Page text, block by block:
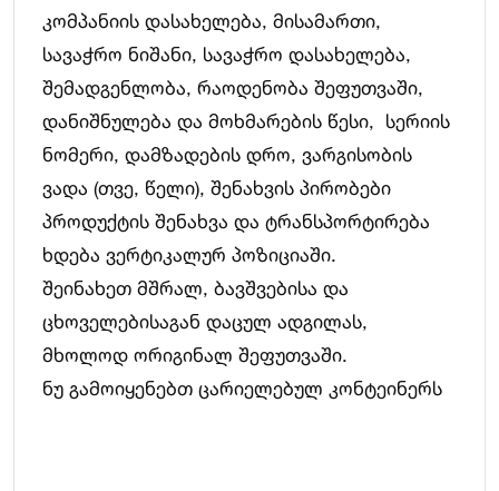
კომპანიის დასახელება, მისამართი,
სავაჭრო ნიშანი, სავაჭრო დასახელება,
შემადგენლობა, რაოდენობა შეფუთვაში,
დანიშნულება და მოხმარების წესი, სერიის
ნომერი, დამზადების დრო, ვარგისობის
ვადა (თვე, წელი), შენახვის პირობები
პროდუქტის შენახვა და ტრანსპორტირება
ხდება ვერტიკალურ პოზიციაში.
შეინახეთ მშრალ, ბავშვებისა და
ცხოველებისაგან დაცულ ადგილას,
მხოლოდ ორიგინალ შეფუთვაში.
ნუ გამოიყენებთ ცარიელებულ კონტეინერს